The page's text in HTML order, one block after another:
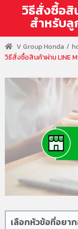
วิธีสั่งซื้อสิ
สำหรับลู
V Group Honda
วิธีสั่งซื้อสินค้าผ่าน LINE
เลือกหัวข้อที่อยา